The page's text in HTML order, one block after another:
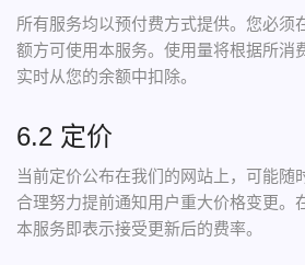
所有服务均以预付费方式提供。您必须
额方可使用本服务。使用量将根据所消
实时从您的余额中扣除。
6.2 定价
当前定价公布在我们的网站上，可能随
合理努力提前通知用户重大价格变更。
本服务即表示接受更新后的费率。